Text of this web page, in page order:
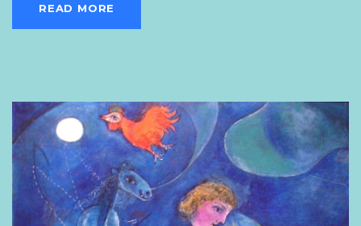
READ MORE